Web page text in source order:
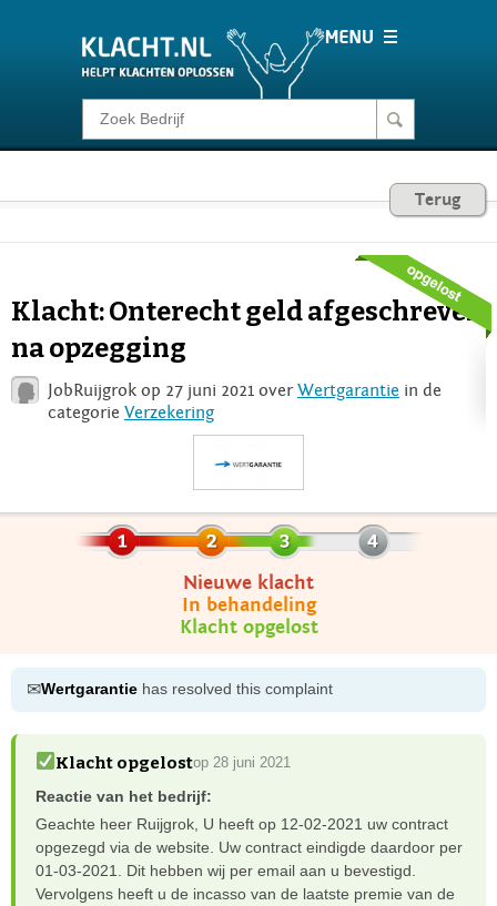
Klacht melden
Consumentenrecht
Voor Bedrijven
Login
Terug
Klacht: Onterecht geld afgeschreven
na opzegging
JobRuijgrok op 27 juni 2021 overWertgarantie in de
categorie Verzekering
Nieuwe klacht
In behandeling
Klacht opgelost
✉Wertgarantie has resolved this complaint
Klacht opgelostop 28 juni 2021
Reactie van het bedrijf:
Geachte heer Ruijgrok, U heeft op 12-02-2021 uw contract
opgezegd via de website. Uw contract eindigde daardoor per
01-03-2021. Dit hebben wij per email aan u bevestigd.
Vervolgens heeft u de incasso van de laatste premie van de